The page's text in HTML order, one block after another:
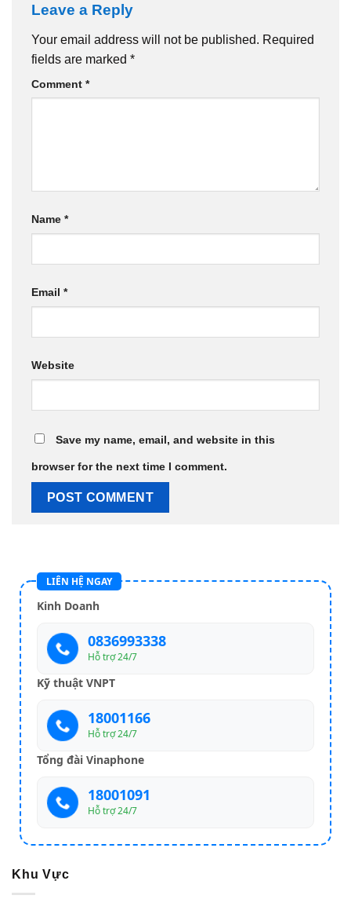
Leave a Reply
Your email address will not be published. Required
fields are marked *
Comment *
Name *
Email *
Website
Save my name, email, and website in this
browser for the next time I comment.
LIÊN HỆ NGAY
Kinh Doanh
0836993338
Hỗ trợ 24/7
Kỹ thuật VNPT
18001166
Hỗ trợ 24/7
Tổng đài Vinaphone
18001091
Hỗ trợ 24/7
Khu Vực